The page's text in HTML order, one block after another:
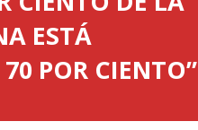
ESTÁ
POR CIENTO”